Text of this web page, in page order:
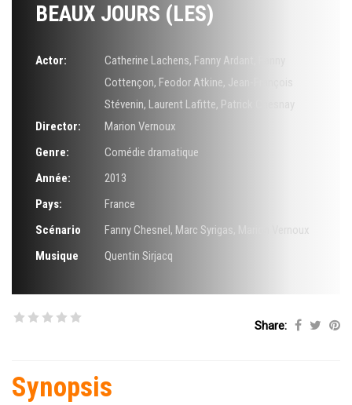
BEAUX JOURS (LES)
Actor: Catherine Lachens, Fanny Ardant
Cottençon, Feodor Atkine, Jean-François
Stévenin, Laurent Lafitte, Patrick Chesnay
Director:
Marion Vernoux
Genre:
Comédie dramatique
Année:
2013
Pays:
France
Scénario
Fanny Chesnel, Marc Syrigas
Marion Vernoux
Musique
Quentin Sirjacq
Share:
Synopsis